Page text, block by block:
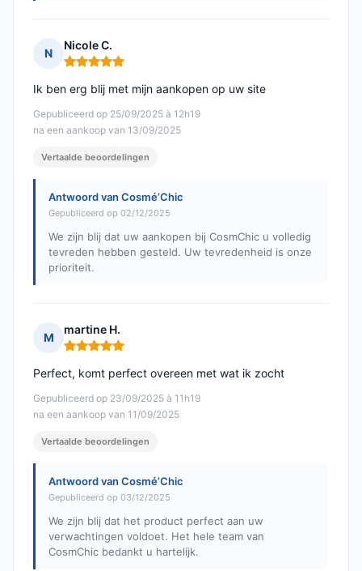
N
Nicole C.
Opmerking: 5 van 5
Gepubliceerd op 25/09/2025 à 12h19
na een aankoop van 13/09/2025
Ik ben erg blij met mijn aankopen op uw site
Vertaalde beoordelingen
Antwoord van Cosmé’Chic
Gepubliceerd op 02/12/2025
We zijn blij dat uw aankopen bij CosmChic u volledig
tevreden hebben gesteld. Uw tevredenheid is onze
prioriteit.
M
martine H.
Opmerking: 5 van 5
Gepubliceerd op 23/09/2025 à 11h19
na een aankoop van 11/09/2025
Perfect, komt perfect overeen met wat ik zocht
Vertaalde beoordelingen
Antwoord van Cosmé’Chic
Gepubliceerd op 03/12/2025
We zijn blij dat het product perfect aan uw
verwachtingen voldoet. Het hele team van
CosmChic bedankt u hartelijk.